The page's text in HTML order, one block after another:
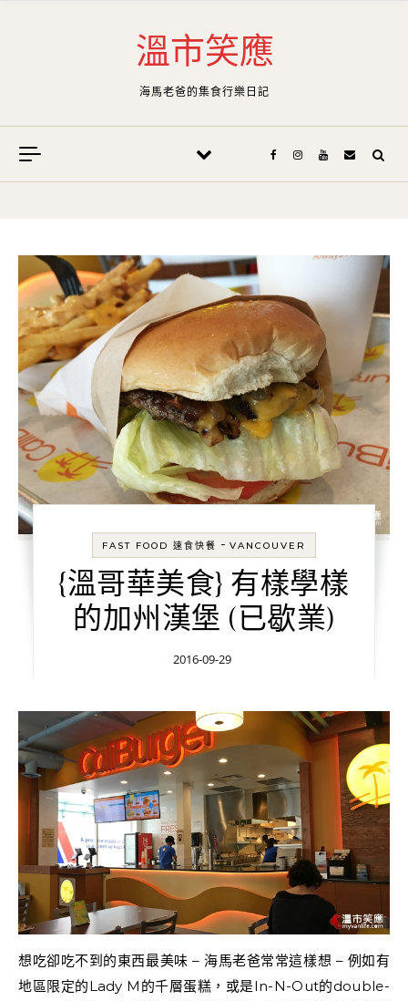
溫市笑應
海馬老爸的集食行樂日記
FAST FOOD 速食快餐 - VANCOUVER
{溫哥華美食} 有樣學樣
的加州漢堡 (已歇業)
2016-09-29
想吃卻吃不到的東西最美味 – 海馬老爸常常這樣想 – 例如有
地區限定的Lady M的千層蛋糕，或是In-N-Out的double-